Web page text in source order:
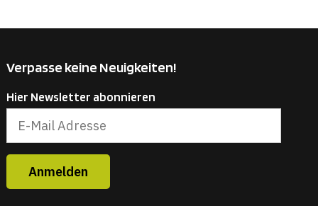
Verpasse keine Neuigkeiten!
Hier Newsletter abonnieren